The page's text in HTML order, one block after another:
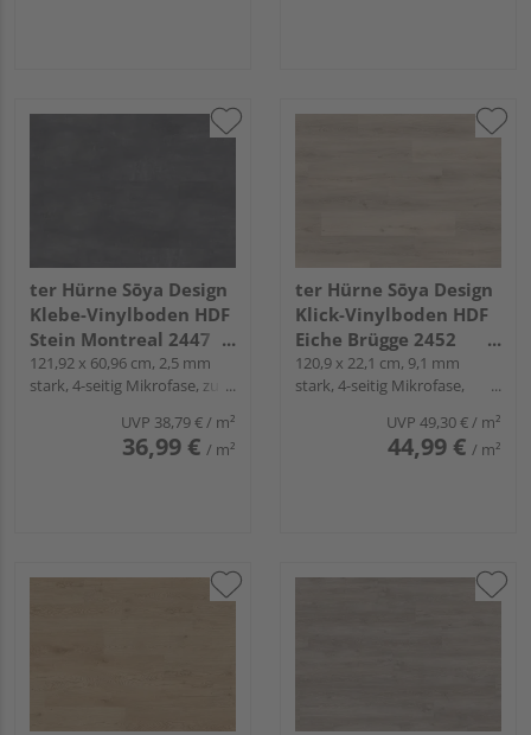
ter Hürne Sōya Design
Klebe-Vinylboden HDF
Stein Montreal 2447
Fliese - STONE EDITION
121,92 x 60,96 cm, 2,5 mm
stark, 4-seitig Mikrofase, zum
UVP 38,79 €/ m²
36,99 € / m²
ter Hürne Sōya Design
Klick-Vinylboden HDF
Eiche Brügge 2452
Landhausdiele - WOOD
EDITION
120,9 x 22,1 cm, 9,1 mm
stark, 4-seitig Mikrofase,
UVP 49,30 €/ m²
44,99 € / m²